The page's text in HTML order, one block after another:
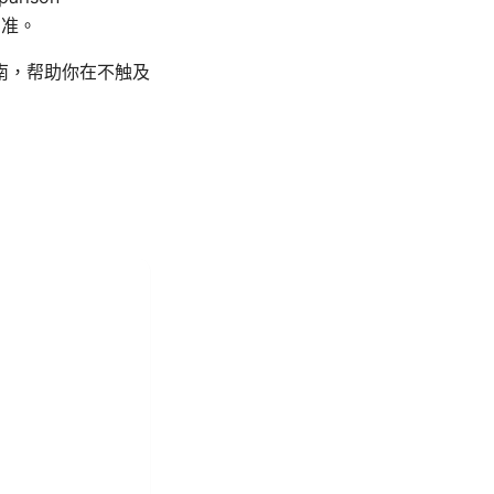
。
，帮助你在不触及